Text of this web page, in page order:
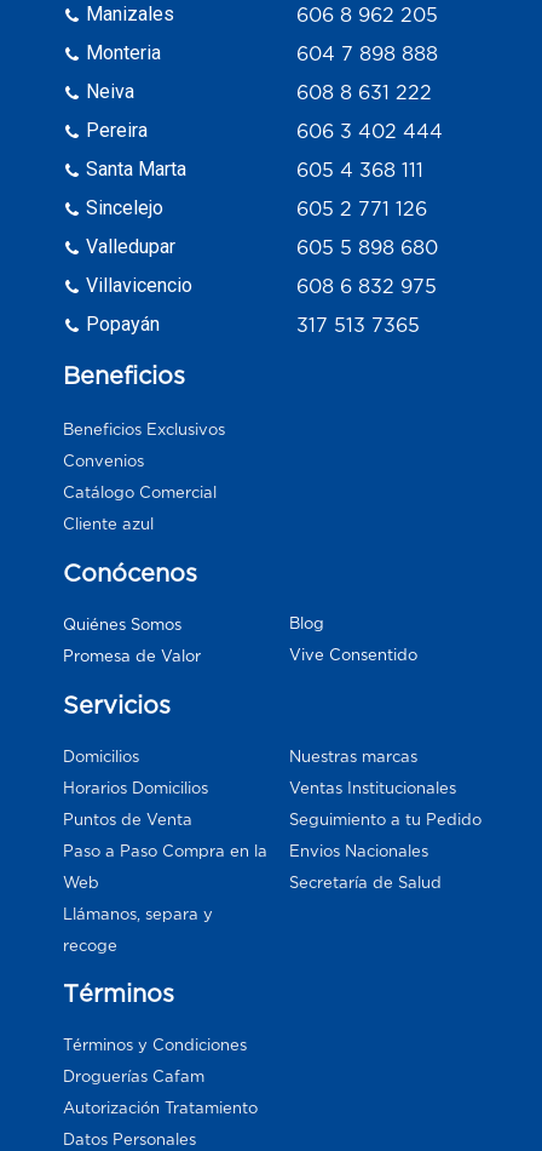
Manizales
Monteria
Neiva
Pereira
Santa Marta
Sincelejo
Valledupar
Villavicencio
Popayán
606 8 962 205
604 7 898 888
608 8 631 222
606 3 402 444
605 4 368 111
605 2 771 126
605 5 898 680
608 6 832 975
317 513 7365
Beneficios
Beneficios Exclusivos
Convenios
Catálogo Comercial
Cliente azul
Conócenos
Quiénes Somos
Promesa de Valor
Blog
Vive Consentido
Servicios
Domicilios
Horarios Domicilios
Puntos de Venta
Paso a Paso Compra en la
Web
Llámanos, separa y
recoge
Nuestras marcas
Ventas Institucionales
Seguimiento a tu Pedido
Envios Nacionales
Secretaría de Salud
Términos
Términos y Condiciones
Droguerías Cafam
Autorización Tratamiento
Datos Personales